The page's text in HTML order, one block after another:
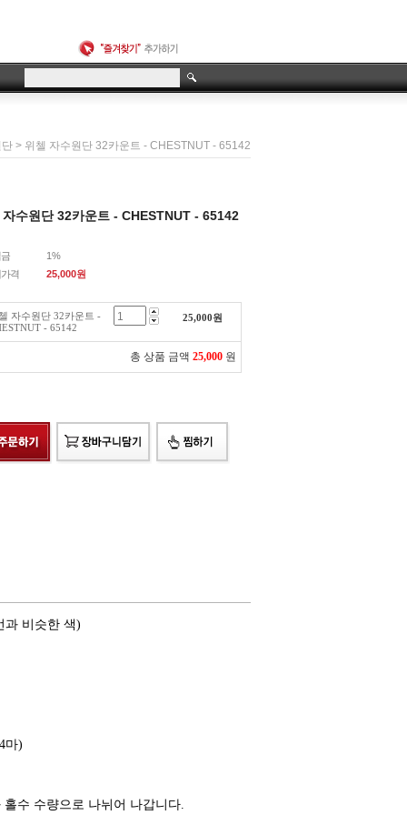
단 > 위첼 자수원단 32카운트 - CHESTNUT - 65142
자수원단 32카운트 - CHESTNUT - 65142
1%
격
25,000원
자수원단 32카운트 -
- 65142
25,000원
총 상품 금액 25,000 원
과 비슷한 색)
마)
수 수량으로 나뉘어 나갑니다.